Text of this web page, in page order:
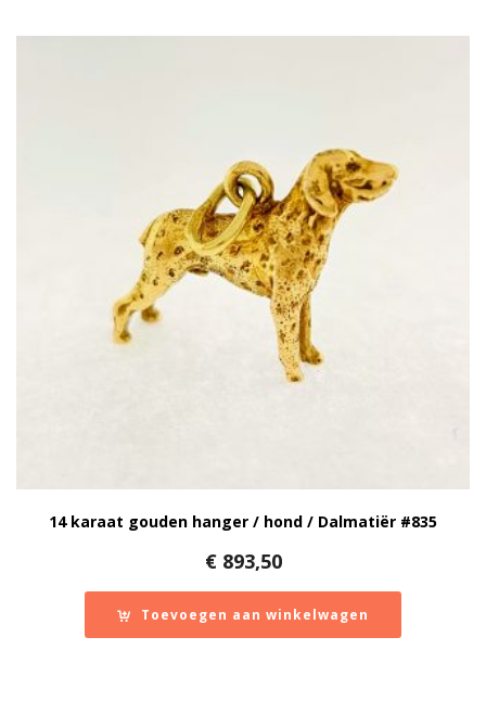
14 karaat gouden hanger / hond / Dalmatiër #835
€893,50
Toevoegen aan winkelwagen